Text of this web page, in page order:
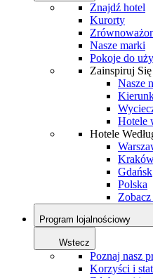
Znajdź hotel
Kurorty
Nasze marki
Pokoje do
Zainspiruj
Nasze
Hotele
Hotele
Gdańsk
Polska
Program lojalnościowy
Wstecz
Poznaj nasz
Korzyści i